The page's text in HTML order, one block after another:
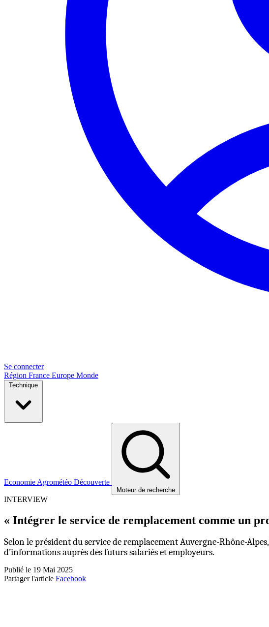
Se connecter
Région France Europe Monde
Technique
Economie Agrométéo Découverte
Moteur de recherche
INTERVIEW
« Intégrer le service de remplacement comme un
Selon le président du service de remplacement Auvergne-Rhône-
d’informations auprès des futurs salariés et employeurs.
Publié le 19 Mai 2025
Partager l'article Facebook